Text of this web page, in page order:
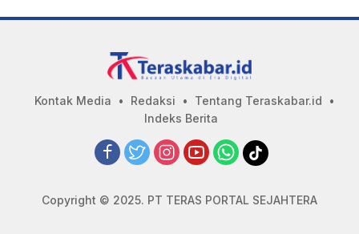
Kontak Media Redaksi
Tentang Teraskabar.id
Indeks Berita
Copyright © 2025. PT TERAS PORTAL SEJAHTERA